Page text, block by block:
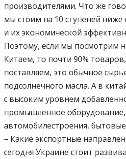
производителями. Что же
мы стоим на 10 ступеней ниже
и их экономической
Поэтому, если мы посмотрим
Китаем, то почти 90%
поставляем, это обычное
подсолнечного масла. А в
с высоким уровнем
промышленное
автомобилестроения,
– Какие экспортные
сегодня Украине стоит